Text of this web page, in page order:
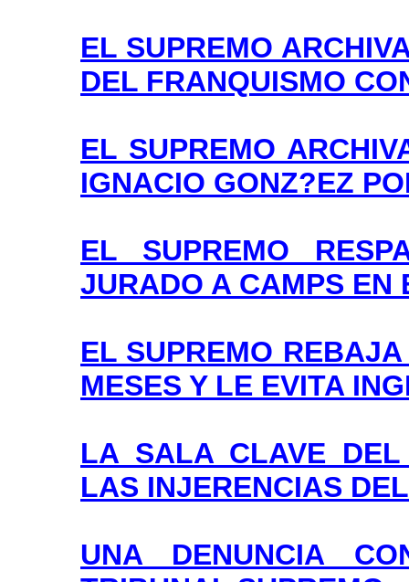
EL SUPREMO
DEL FRANQUISMO
EL SUPREMO
IGNACIO GONZ?EZ
EL SUPREMO
JURADO A CAMPS EN
EL SUPREMO
MESES Y LE EVITA
LA SALA CLAVE DEL
LAS INJERENCIAS
UNA DENUNCIA